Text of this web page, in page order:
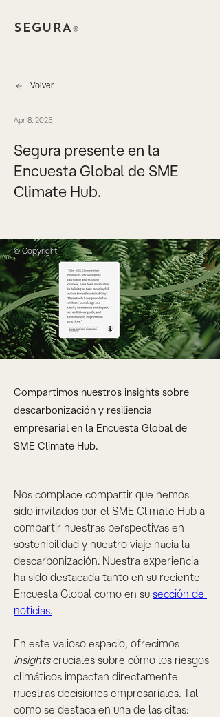
SEGURA®
Volver
Apr 8, 2025
Segura presente en la
Encuesta Global de SME
Climate Hub.
© Copyright
Compartimos nuestros insights sobre
descarbonización y resiliencia
empresarial en la Encuesta Global de
SME Climate Hub.
Nos complace compartir que hemos
sido invitados por el SME Climate Hub a
compartir nuestras perspectivas en
sostenibilidad y nuestro viaje hacia la
descarbonización. Nuestra experiencia
ha sido destacada tanto en su reciente
Encuesta Global como en su sección de
noticias.
En este valioso espacio, ofrecimos
insights cruciales sobre cómo los riesgos
climáticos impactan directamente
nuestras decisiones empresariales. Tal
como se destaca en una de las citas: